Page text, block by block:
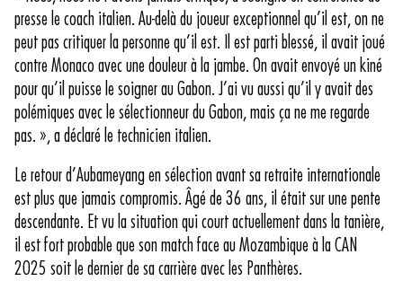
presse le coach italien. Au-delà du joueur exceptionnel qu’il est, on ne
peut pas critiquer la personne qu’il est. Il est parti blessé, il avait joué
contre Monaco avec une douleur à la jambe. On avait envoyé un kiné
pour qu’il puisse le soigner au Gabon. J’ai vu aussi qu’il y avait des
polémiques avec le sélectionneur du Gabon, mais ça ne me regarde
pas. », a déclaré le technicien italien.
Le retour d’Aubameyang en sélection avant sa retraite internationale
est plus que jamais compromis. Âgé de 36 ans, il était sur une pente
descendante. Et vu la situation qui court actuellement dans la tanière,
il est fort probable que son match face au Mozambique à la CAN
2025 soit le dernier de sa carrière avec les Panthères.